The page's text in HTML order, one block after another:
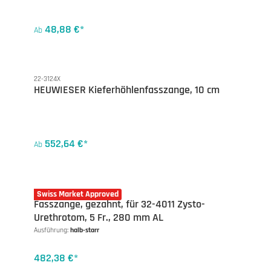
Ab 48,88 €*
22-3124X
HEUWIESER Kieferhöhlenfasszange, 10 cm
Ab 552,64 €*
Swiss Market Approved
32-4160-5SR
Fasszange, gezahnt, für 32-4011 Zysto-
Urethrotom, 5 Fr., 280 mm AL
Ausführung: halb-starr
482,38 €*